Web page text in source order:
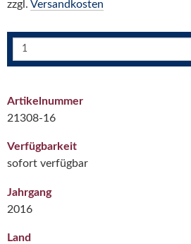
zzgl. Versandkosten
Artikelnummer
21308-16
Verfügbarkeit
sofort verfügbar
Jahrgang
2016
Land